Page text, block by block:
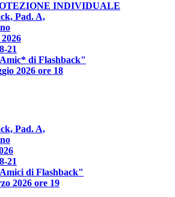
INDIVIDUALE
Pad. A,
21
di Flashback"
2026 ore 18
Pad. A,
21
di Flashback"
2026 ore 19